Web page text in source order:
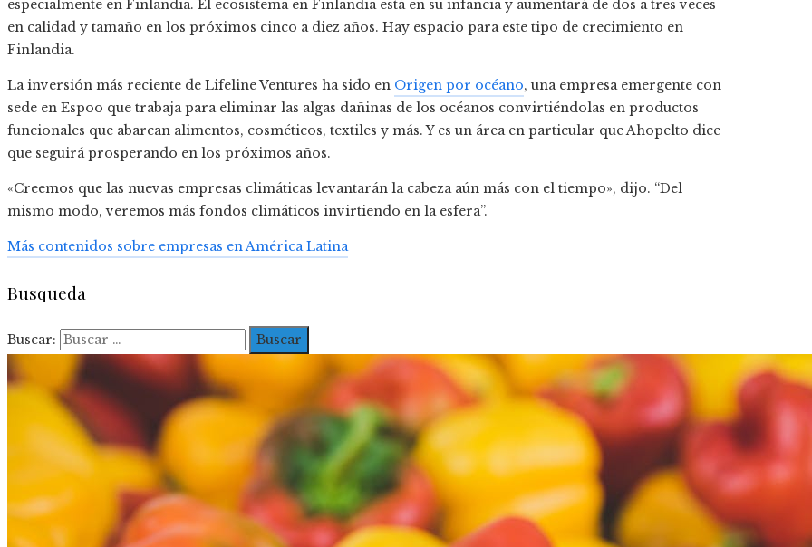
especialmente en Finlandia. El ecosistema en Finlandia está en su infancia y aumentará de dos a tres veces
en calidad y tamaño en los próximos cinco a diez años. Hay espacio para este tipo de crecimiento en
Finlandia.
La inversión más reciente de Lifeline Ventures ha sido en Origen por océano, una empresa emergente con
sede en Espoo que trabaja para eliminar las algas dañinas de los océanos convirtiéndolas en productos
funcionales que abarcan alimentos, cosméticos, textiles y más. Y es un área en particular que Ahopelto dice
que seguirá prosperando en los próximos años.
«Creemos que las nuevas empresas climáticas levantarán la cabeza aún más con el tiempo», dijo. “Del
mismo modo, veremos más fondos climáticos invirtiendo en la esfera”.
Más contenidos sobre empresas en América Latina
Busqueda
Buscar: